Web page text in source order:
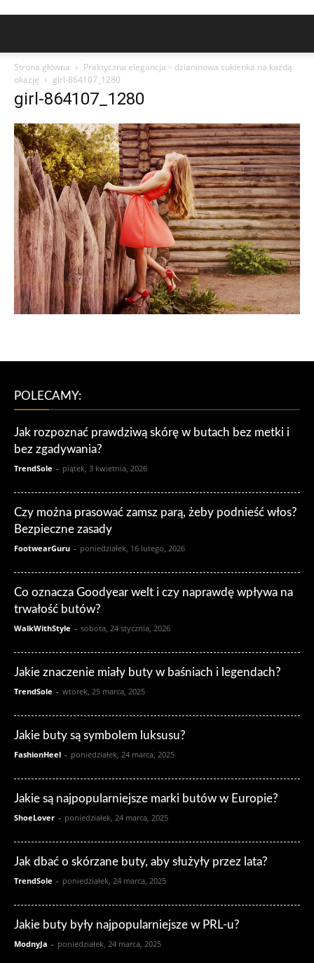
Strona główna
Praktyczna elegancja – dzianinowa sukienka na każdą
okazję
girl-864107_1280
girl-864107_1280
POLECAMY:
Jak rozpoznać prawdziwą skórę w butach bez metki i
bez zgadywania?
TrendSole - piątek, 3 kwietnia, 2026
Czy można prasować zamsz parą, żeby podnieść włos?
Bezpieczne zasady
FootwearGuru - poniedziałek, 16 lutego, 2026
Co oznacza Goodyear welt i czy naprawdę wpływa na
trwałość butów?
WalkWithStyle - sobota, 24 stycznia, 2026
Jakie znaczenie miały buty w baśniach i legendach?
TrendSole - wtorek, 25 marca, 2025
Jakie buty są symbolem luksusu?
FashionHeel - poniedziałek, 24 marca, 2025
Jakie są najpopularniejsze marki butów w Europie?
ShoeLover - poniedziałek, 24 marca, 2025
Jak dbać o skórzane buty, aby służyły przez lata?
TrendSole - poniedziałek, 24 marca, 2025
Jakie buty były najpopularniejsze w PRL-u?
ModnyJa - poniedziałek, 24 marca, 2025